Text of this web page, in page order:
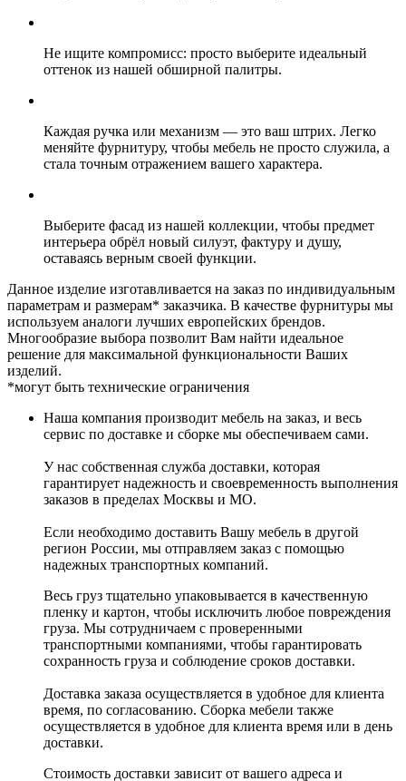
Не ищите компромисс: просто выберите идеальный
оттенок из нашей обширной палитры.
Каждая ручка или механизм — это ваш штрих. Легко
меняйте фурнитуру, чтобы мебель не просто служила, а
стала точным отражением вашего характера.
Выберите фасад из нашей коллекции, чтобы предмет
интерьера обрёл новый силуэт, фактуру и душу,
оставаясь верным своей функции.
Данное изделие изготавливается на заказ по индивидуальным
параметрам и размерам* заказчика. В качестве фурнитуры мы
используем аналоги лучших европейских брендов.
Многообразие выбора позволит Вам найти идеальное
решение для максимальной функциональности Ваших
изделий.
*могут быть технические ограничения
Наша компания производит мебель на заказ, и весь
сервис по доставке и сборке мы обеспечиваем сами.
У нас собственная служба доставки, которая
гарантирует надежность и своевременность выполнения
заказов в пределах Москвы и МО.
Если необходимо доставить Вашу мебель в другой
регион России, мы отправляем заказ с помощью
надежных транспортных компаний.
Весь груз тщательно упаковывается в качественную
пленку и картон, чтобы исключить любое повреждения
груза. Мы сотрудничаем с проверенными
транспортными компаниями, чтобы гарантировать
сохранность груза и соблюдение сроков доставки.
Доставка заказа осуществляется в удобное для клиента
время, по согласованию. Сборка мебели также
осуществляется в удобное для клиента время или в день
доставки.
Стоимость доставки зависит от вашего адреса и